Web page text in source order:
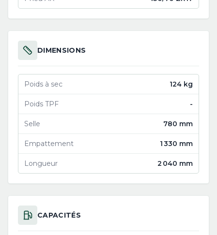
DIMENSIONS
Poids à sec 124 kg
Poids TPF -
Selle 780 mm
Empattement 1 330 mm
Longueur 2 040 mm
CAPACITÉS